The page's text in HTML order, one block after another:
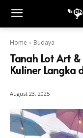
Home Budaya
Tanah Lot Art
Kuliner Langka
August 23, 2025